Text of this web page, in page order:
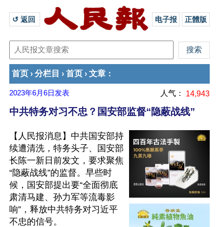
↺ 返回 电子报 正體版
首页 › 分栏目 › 首页 › 文章 ：
2023年6月6日 发表 人气： 14,943
中共特务对习不忠？国安部监督“隐蔽战线”
【人民报消息】中共国安部持
续遭清洗，特务头子、国安部
长陈一新日前发文，要求聚焦
“隐蔽战线”的监督。早些时
候，国安部提出要“全面彻底
肃清马建、孙力军等流毒影
响”，释放中共特务对习近平
不忠的信号。